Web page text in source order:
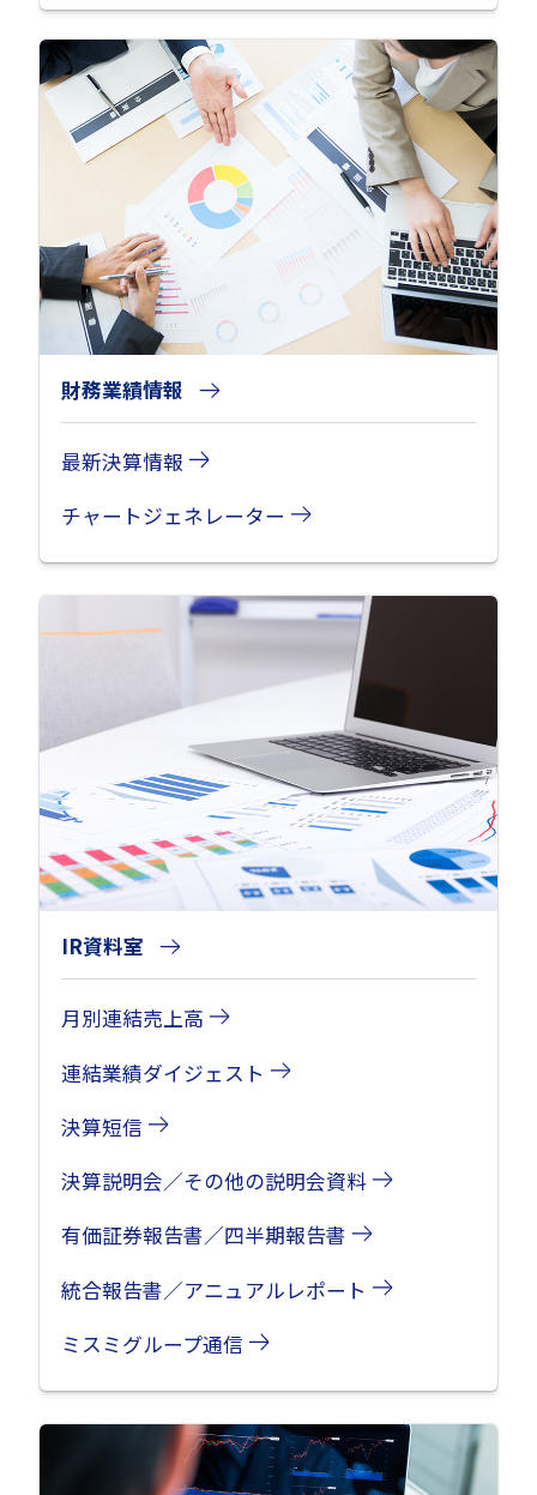
財務業績情報
最新決算情報
チャートジェネレーター
IR資料室
月別連結売上高
連結業績ダイジェスト
決算短信
決算説明会／その他の説明会資料
有価証券報告書／四半期報告書
統合報告書／アニュアルレポート
ミスミグループ通信